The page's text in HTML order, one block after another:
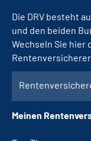
Die DRV besteht
und den beiden
Wechseln Sie hier
Meinen